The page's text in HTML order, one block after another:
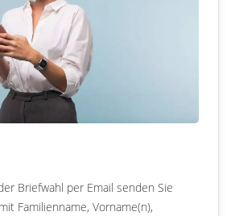
Briefwahl per Email senden Sie
Familienname, Vorname(n),